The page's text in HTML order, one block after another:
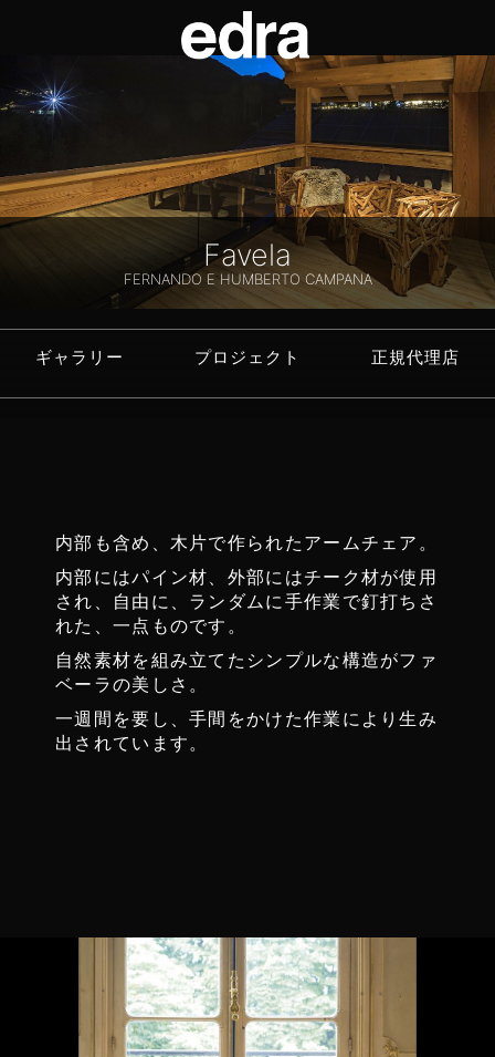
Favela
FERNANDO E HUMBERTO CAMPANA
ギャラリー プロジェクト 正規代理店
内部も含め、木片で作られたアームチェア。
内部にはパイン材、外部にはチーク材が使用
され、自由に、ランダムに手作業で釘打ちさ
れた、一点ものです。
自然素材を組み立てたシンプルな構造がファ
ベーラの美しさ。
一週間を要し、手間をかけた作業により生み
出されています。